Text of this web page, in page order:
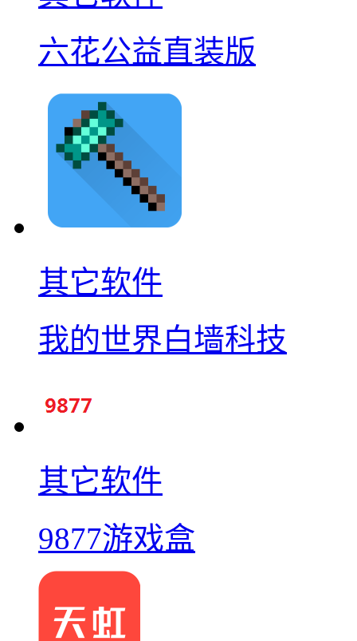
六花公益直装版
其它软件
我的世界白墙科技
其它软件
9877游戏盒